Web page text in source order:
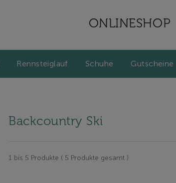
ONLINESHOP
Rennsteiglauf Schuhe Gutscheine
Backcountry Ski
1 bis 5 Produkte ( 5 Produkte gesamt )